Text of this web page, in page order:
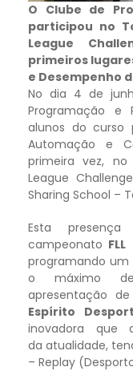
O Clube de
participou no
League
primeiros
e Desempenho
No dia 4 de
Programação e
alunos do curso
Automação e
primeira vez, no
League
Sharing School –
Esta
campeonato
programando um
o máximo de
apresentação
Espírito
inovadora que
da atualidade,
– Replay